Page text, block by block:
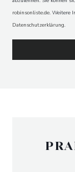
robinsonliste.de. Weitere
Datenschutzerklärung.